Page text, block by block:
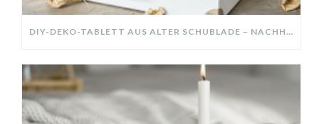
DIY-DEKO-TABLETT AUS ALTER SCHUBLADE – NACHHALTIGE HERBSTDEKO SELBER MACHEN!